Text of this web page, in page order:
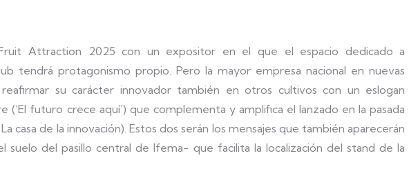
Attraction 2025 con un expositor en el que el espacio dedicado a
tendrá protagonismo propio. Pero la mayor empresa nacional en nuevas
su carácter innovador también en otros cultivos con un eslogan
(‘El futuro crece aquí’) que complementa y amplifica el lanzado en la pasada
casa de la innovación). Estos dos serán los mensajes que también aparecerán
suelo del pasillo central de Ifema- que facilita la localización del stand de la